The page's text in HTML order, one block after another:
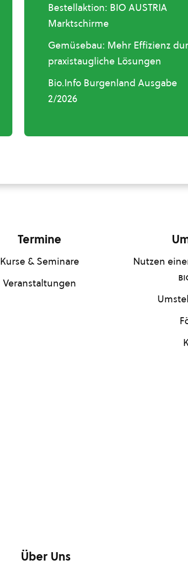
Bestellaktion: BIO AUSTRIA
Marktschirme
Gemüsebau: Mehr Effizienz
praxistaugliche Lösungen
Bio.Info Burgenland Ausgabe
2/2026
Termine
Kurse & Seminare
Veranstaltungen
Nutzen
Über Uns